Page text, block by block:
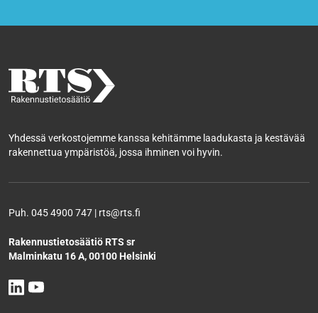
Yhdessä verkostojemme kanssa kehitämme laadukasta ja kestävää
rakennettua ympäristöä, jossa ihminen voi hyvin.
Puh. 045 4900 747 | rts@rts.fi
Rakennustietosäätiö RTS sr
Malminkatu 16 A, 00100 Helsinki